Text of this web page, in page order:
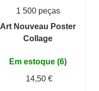
1 500 peças
Art Nouveau Poster
Collage
Em estoque (6)
14,50 €